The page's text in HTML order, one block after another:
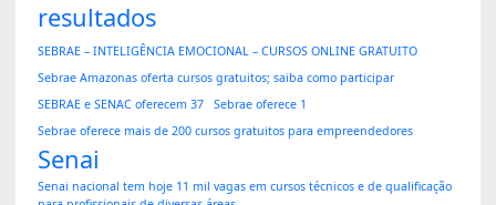
resultados
SEBRAE – INTELIGÊNCIA EMOCIONAL – CURSOS ONLINE GRATUITO
Sebrae Amazonas oferta cursos gratuitos; saiba como participar
SEBRAE e SENAC oferecem 37
Sebrae oferece 1
Sebrae oferece mais de 200 cursos gratuitos para empreendedores
Senai
Senai nacional tem hoje 11 mil vagas em cursos técnicos e de qualificação